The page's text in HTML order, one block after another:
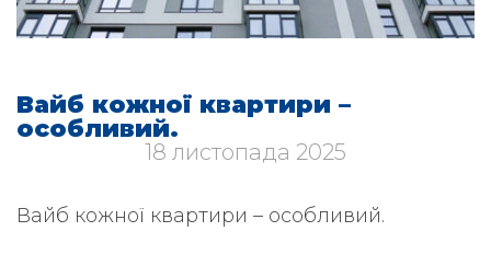
Вайб кожної квартири –
особливий.
18 листопада 2025
Вайб кожної квартири – особливий.